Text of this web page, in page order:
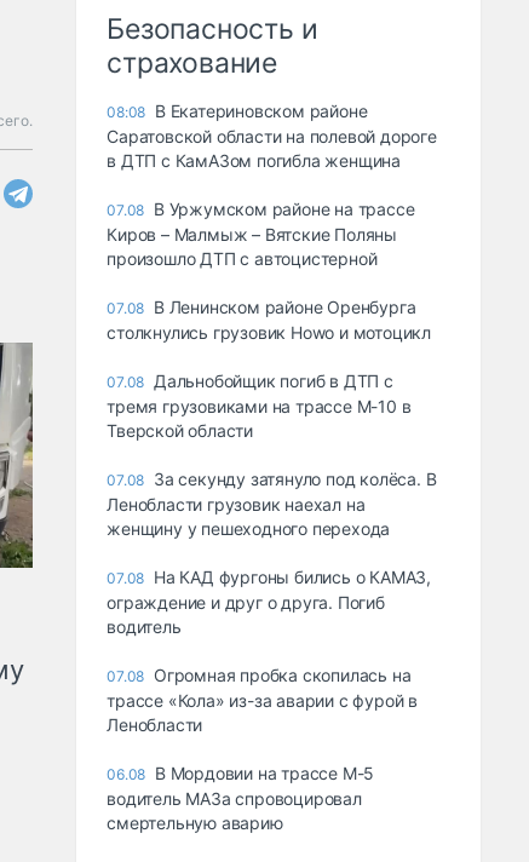
Безопасность и
страхование
08:08 В Екатериновском районе
Саратовской области на полевой дороге
в ДТП с КамАЗом погибла женщина
07.08 В Уржумском районе на трассе
Киров – Малмыж – Вятские Поляны
произошло ДТП с автоцистерной
07.08 В Ленинском районе Оренбурга
столкнулись грузовик Howo и мотоцикл
07.08 Дальнобойщик погиб в ДТП с
тремя грузовиками на трассе М-10 в
Тверской области
07.08 За секунду затянуло под колёса. В
Ленобласти грузовик наехал на
женщину у пешеходного перехода
07.08 На КАД фургоны бились о КАМАЗ,
ограждение и друг о друга. Погиб
водитель
07.08 Огромная пробка скопилась на
трассе «Кола» из-за аварии с фурой в
Ленобласти
06.08 В Мордовии на трассе М-5
водитель МАЗа спровоцировал
смертельную аварию